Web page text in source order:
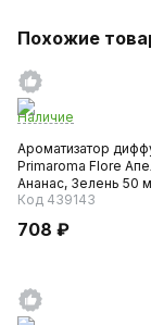
Похожие
Наличие
Ароматизатор
Primaroma Flore
Ананас, Зелень 50
Код 439143
708 ₽